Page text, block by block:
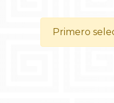
Primero